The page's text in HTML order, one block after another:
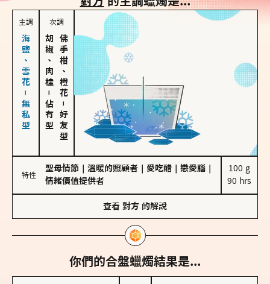
主調
海鹽、雪花－無私型
次調
胡椒、肉桂
－
佔有型
佛手柑、橙花
－
好友型
特性
聖母情節 溫暖的照顧者 愛吃醋 戀愛腦
情緒價值提供者
100 g
90 hrs
查看 對方 的解說
你們的合盤蠟燭結果是...